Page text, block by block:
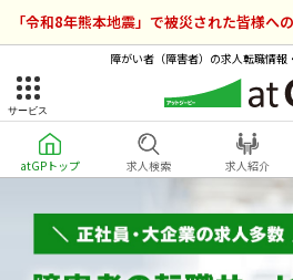
「令和8年熊本地震」で被災された皆様へ
障がい者（障害者）の求人転職情報
サービス
atGPトップ 求人検索 求人紹介
障害者雇用のアッ
サービスライ
就転職支援サービス
ログイン
atGPトップ